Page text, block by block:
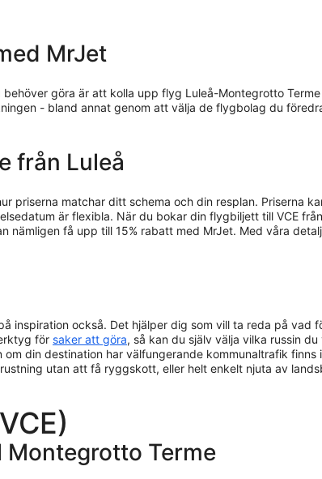
MrJet
göra är att kolla upp flyg Luleå-Montegrotto
- bland annat genom att välja de flygbolag du
från Luleå
priserna matchar ditt schema och din resplan. Priserna
är flexibla. När du bokar din flygbiljett till VCE
nämligen få upp till 15% rabatt med MrJet. Med våra
inspiration också. Det hjälper dig som vill ta reda på vad
för saker att göra, så kan du själv välja vilka russin
om din destination har välfungerande kommunaltrafik finns
utan att få ryggskott, eller helt enkelt njuta av
Montegrotto Terme